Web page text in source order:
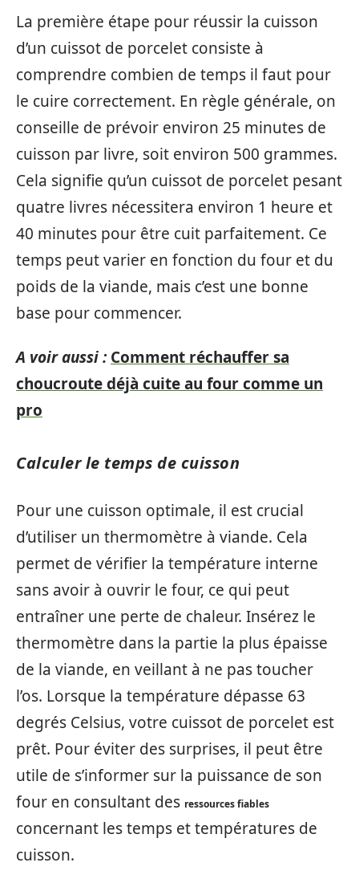
La première étape pour réussir la cuisson
d’un cuissot de porcelet consiste à
comprendre combien de temps il faut pour
le cuire correctement. En règle générale, on
conseille de prévoir environ 25 minutes de
cuisson par livre, soit environ 500 grammes.
Cela signifie qu’un cuissot de porcelet pesant
quatre livres nécessitera environ 1 heure et
40 minutes pour être cuit parfaitement. Ce
temps peut varier en fonction du four et du
poids de la viande, mais c’est une bonne
base pour commencer.
A voir aussi : Comment réchauffer sa
choucroute déjà cuite au four comme un
pro
Calculer le temps de cuisson
Pour une cuisson optimale, il est crucial
d’utiliser un thermomètre à viande. Cela
permet de vérifier la température interne
sans avoir à ouvrir le four, ce qui peut
entraîner une perte de chaleur. Insérez le
thermomètre dans la partie la plus épaisse
de la viande, en veillant à ne pas toucher
l’os. Lorsque la température dépasse 63
degrés Celsius, votre cuissot de porcelet est
prêt. Pour éviter des surprises, il peut être
utile de s’informer sur la puissance de son
four en consultant des ressources fiables
concernant les temps et températures de
cuisson.